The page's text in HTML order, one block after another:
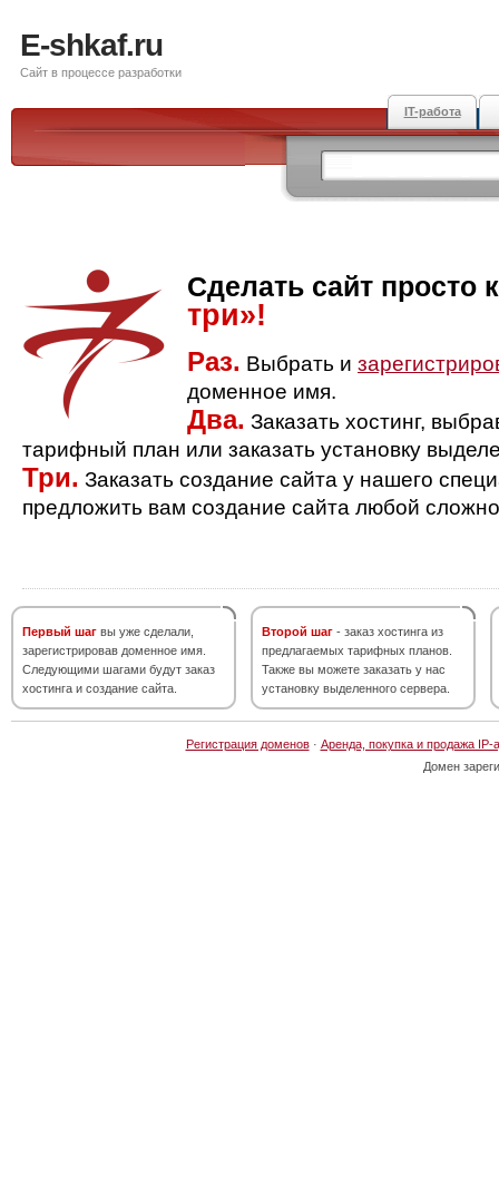
E-shkaf.ru
Сайт в процессе разработки
IT-работа
Сделать сайт просто
три»!
Раз. Выбрать и
доменное имя.
Два. Заказать хостинг,
тарифный план или заказать установку
Три. Заказать создание сайта у нашего
предложить вам создание сайта любой
Первый шаг вы уже сделали,
зарегистрировав доменное имя.
Следующими шагами будут заказ
хостинга и создание сайта.
Второй шаг - заказ хостинга из
предлагаемых тарифных планов.
Также вы можете заказать у нас
установку выделенного сервера.
Регистрация доменов· Аренда, покупка и продажа IP-
Домен